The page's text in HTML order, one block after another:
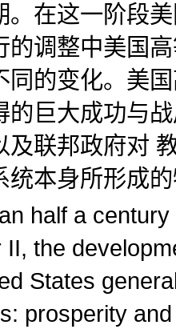
。在这一阶段
的调整中美国
同的变化。美
的巨大成功与
及联邦政府对
统本身所形成
half a
II, the
States
prosperity